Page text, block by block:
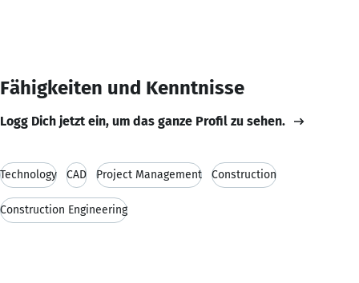
Fähigkeiten und Kenntnisse
Logg Dich jetzt ein, um das ganze Profil zu sehen.
Technology CAD Project Management Construction
Construction Engineering